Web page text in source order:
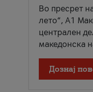
Во пресрет
лето“, А1
централен
македонска
Дознај